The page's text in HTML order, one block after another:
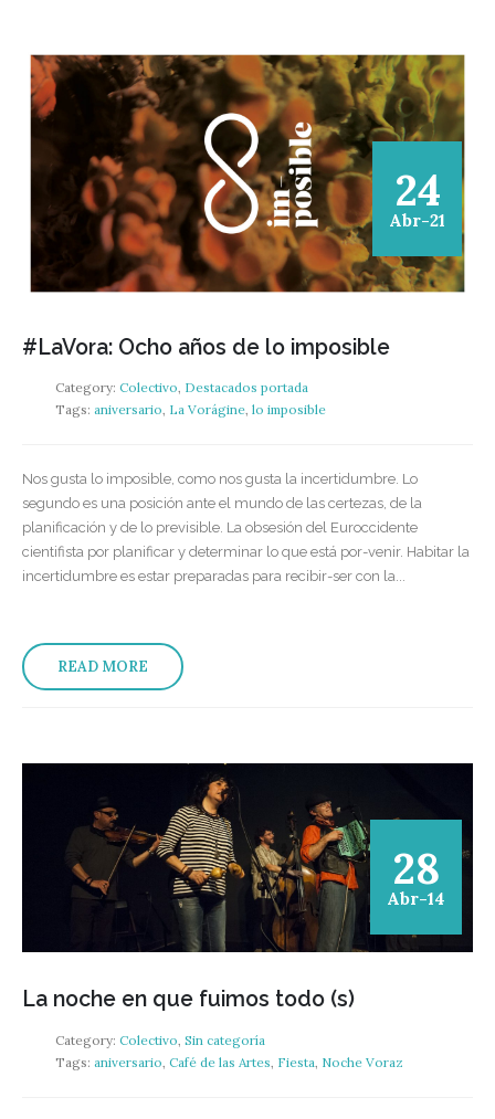
24
Abr-21
#LaVora: Ocho años de lo imposible
Category: Colectivo, Destacados portada
Tags: aniversario, La Vorágine, lo imposible
Nos gusta lo imposible, como nos gusta la incertidumbre. Lo
segundo es una posición ante el mundo de las certezas, de la
planificación y de lo previsible. La obsesión del Euroccidente
cientifista por planificar y determinar lo que está por-venir. Habitar la
incertidumbre es estar preparadas para recibir-ser con la...
READ MORE
28
Abr-14
La noche en que fuimos todo (s)
Category: Colectivo, Sin categoría
Tags: aniversario, Café de las Artes, Fiesta, Noche Voraz